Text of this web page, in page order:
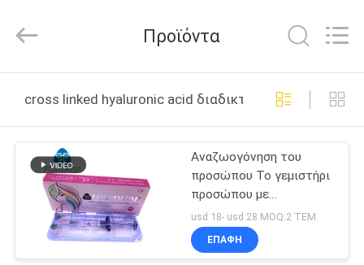
ΠΡΟΪΌΝΤΑ
ΣΧΕΤΙΚΆ
ΕΜΆΣ
International
Trading
All
Προϊόντα
cross linked hyaluronic acid διαδικτυακή κατασκευή
Αναζωογόνηση του
προσώπου Το γεμιστήρι
προσώπου με
διασταυρωμένο
υαλουρονικό οξύ
υποστηρίζει τη φυσική
usd 18- usd 28 MOQ:2 ΤΕΜ
ΕΠΑΦΉ